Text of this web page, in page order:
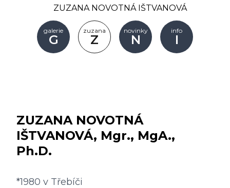
ZUZANA NOVOTNÁ IŠTVANOVÁ
galerie
G
zuzana
Z
novinky
N
info
I
ZUZANA NOVOTNÁ
IŠTVANOVÁ, Mgr., MgA.,
Ph.D.
*1980 v Třebíči